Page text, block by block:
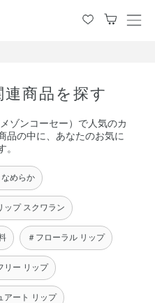
メ
商品を探す
ゾンコーセー）で人気のカ
品の中に、あなたのお気に
。
なめらか
ップ スクワラン
＃フローラル リップ
リー リップ
アート リップ